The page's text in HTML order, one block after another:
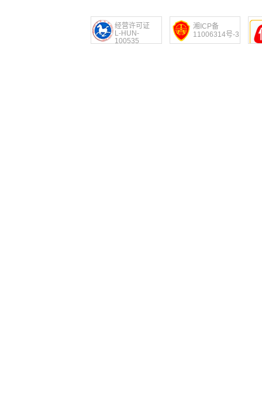
经营许可证
L-HUN-
100535
湘ICP备
11006314号-3